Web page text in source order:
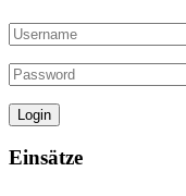
Einsätze